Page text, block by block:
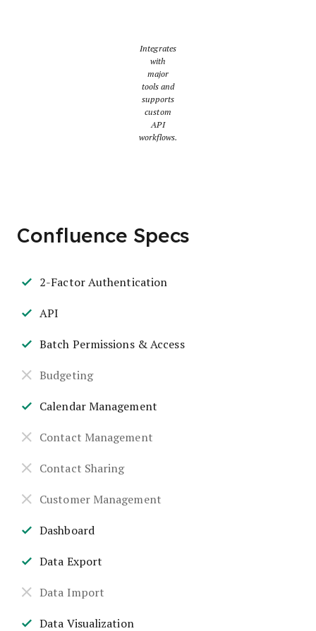
Integrates
with
major
tools and
supports
custom
API
workflows.
Confluence Specs
2-Factor Authentication
API
Batch Permissions & Access
Budgeting
Calendar Management
Contact Management
Contact Sharing
Customer Management
Dashboard
Data Export
Data Import
Data Visualization